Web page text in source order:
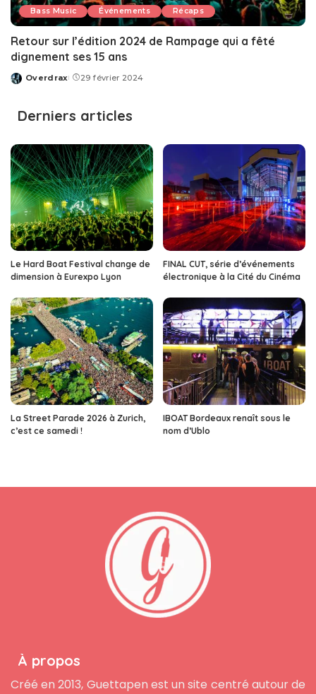
Bass Music Événements Récaps
Retour sur l’édition 2024 de Rampage qui a fêté
dignement ses 15 ans
Posted
Overdrax 29 février 2024
Derniers articles
Le Hard Boat Festival change de
dimension à Eurexpo Lyon
FINAL CUT, série d’événements
électronique à la Cité du Cinéma
La Street Parade 2026 à Zurich,
c’est ce samedi !
IBOAT Bordeaux renaît sous le
nom d’Ublo
À propos
Créé en 2013, Guettapen est un site centré autour de